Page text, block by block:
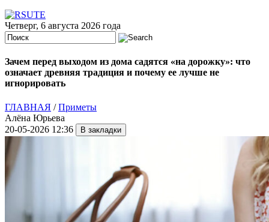
Четверг, 6 августа 2026 года
Зачем перед выходом из дома садятся «на дорожку»: что
означает древняя традиция и почему ее лучше не
игнорировать
ГЛАВНАЯ /Приметы
Алёна Юрьева
20-05-2026 12:36